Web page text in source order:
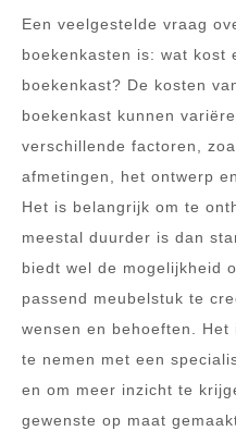
Een veelgestelde vraag
boekenkasten is: wat kost
boekenkast? De kosten
boekenkast kunnen
verschillende factoren,
afmetingen, het ontwerp
Het is belangrijk om te
meestal duurder is dan
biedt wel de mogelijkheid
passend meubelstuk te
wensen en behoeften.
te nemen met een
en om meer inzicht te
gewenste op maat